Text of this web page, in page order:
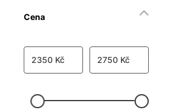
Cena
2350 Kč 2750 Kč